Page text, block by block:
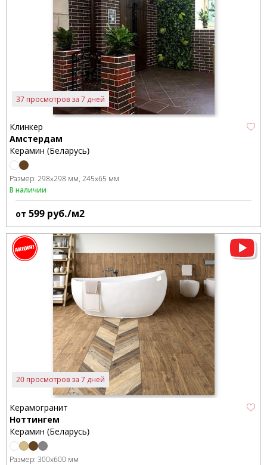
37 просмотров за 7 дней
Клинкер
Амстердам
Керамин (Беларусь)
Размер: 298x298 мм 245x65 мм
В наличии
от 599 руб./м2
20 просмотров за 7 дней
Керамогранит
Ноттингем
Керамин (Беларусь)
Размер: 300x600 мм